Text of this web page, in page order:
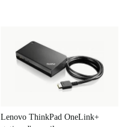
Lenovo ThinkPad OneLink+